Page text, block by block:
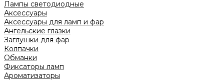
Лампы светодиодные
Аксессуары
Аксессуары для ламп и фар
Ангельские глазки
Заглушки для фар
Колпачки
Обманки
Фиксаторы ламп
Ароматизаторы